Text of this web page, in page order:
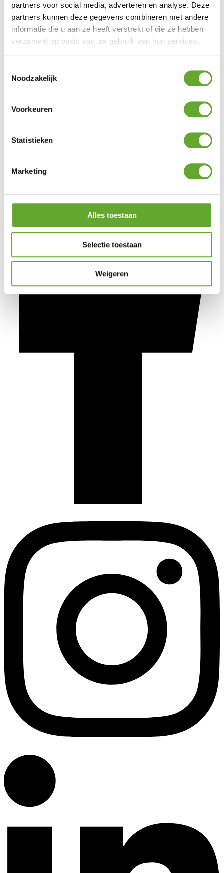
partners voor social media, adverteren en analyse. Deze
partners kunnen deze gegevens combineren met andere
informatie die u aan ze heeft verstrekt of die ze hebben
verzameld op basis van uw gebruik van hun services.
Noodzakelijk
Voorkeuren
Statistieken
Marketing
Alles toestaan
Selectie toestaan
Weigeren
MR Solar
À propos de nous
Blog
Rester informé
Civilité